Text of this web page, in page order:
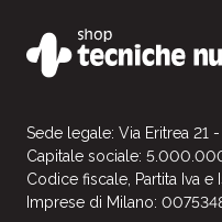
Sede legale: Via Eritrea 21
Capitale sociale:
Codice fiscale, Partita Iva
Imprese di Milano: